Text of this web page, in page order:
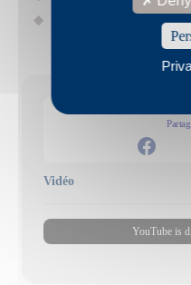
François Tanguy et Le
Vidéo
YouTube is